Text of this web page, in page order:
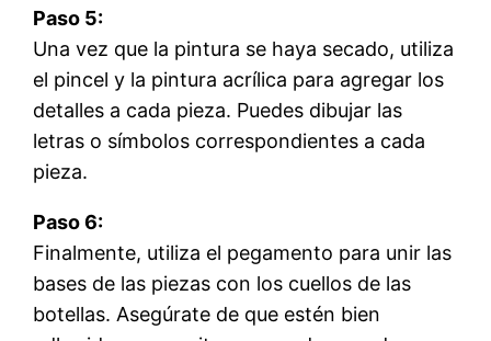
Paso 5:
Una vez que la pintura se haya secado, utiliza
el pincel y la pintura acrílica para agregar los
detalles a cada pieza. Puedes dibujar las
letras o símbolos correspondientes a cada
pieza.
Paso 6:
Finalmente, utiliza el pegamento para unir las
bases de las piezas con los cuellos de las
botellas. Asegúrate de que estén bien